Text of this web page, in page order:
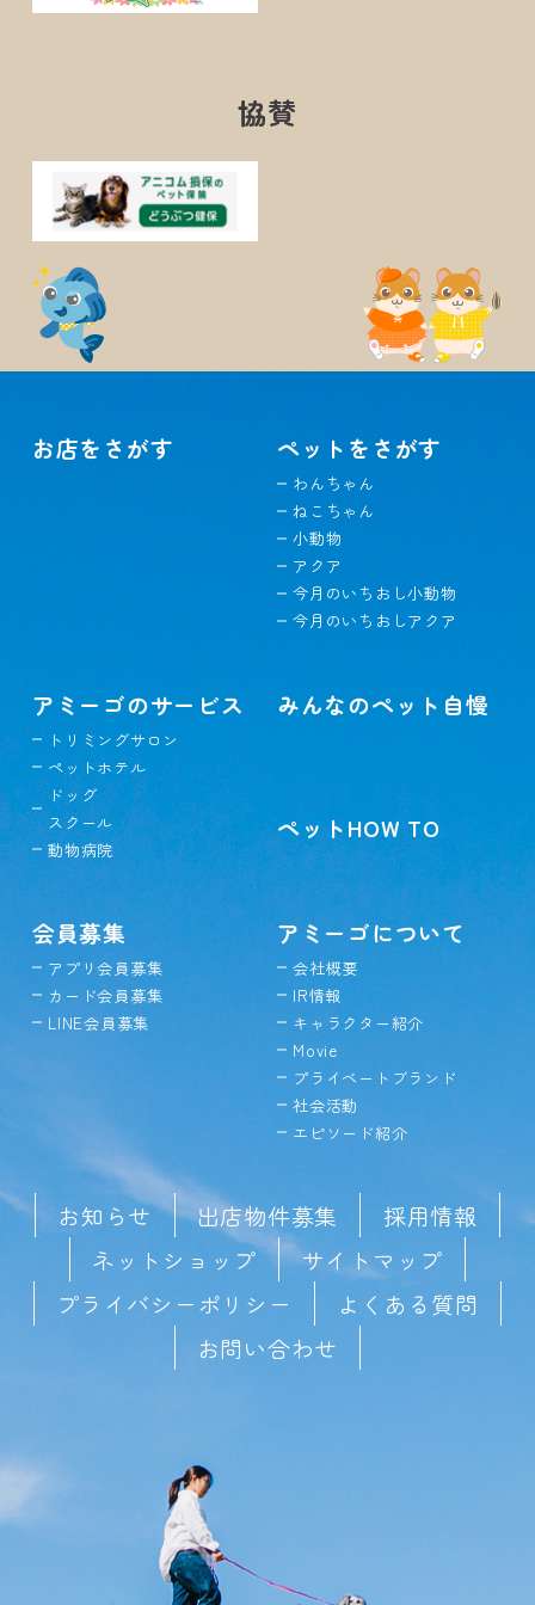
協賛
お店をさがす ペットをさがす
わんちゃん
ねこちゃん
小動物
アクア
今月のいちおし小動物
今月のいちおしアクア
アミーゴのサービス
トリミングサロン
ペットホテル
ドッグ
スクール
動物病院
みんなのペット自慢
ペットHOW TO
会員募集
アプリ会員募集
カード会員募集
LINE会員募集
アミーゴについて
会社概要
IR情報
キャラクター紹介
Movie
プライベートブランド
社会活動
エピソード紹介
お知らせ 出店物件募集
採用情報
ネットショップ
サイトマップ
プライバシーポリシー
よくある質問
お問い合わせ